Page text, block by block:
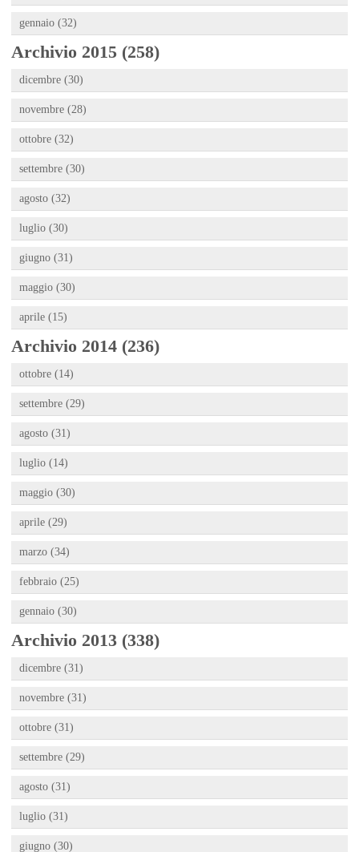
gennaio (32)
Archivio 2015 (258)
dicembre (30)
novembre (28)
ottobre (32)
settembre (30)
agosto (32)
luglio (30)
giugno (31)
maggio (30)
aprile (15)
Archivio 2014 (236)
ottobre (14)
settembre (29)
agosto (31)
luglio (14)
maggio (30)
aprile (29)
marzo (34)
febbraio (25)
gennaio (30)
Archivio 2013 (338)
dicembre (31)
novembre (31)
ottobre (31)
settembre (29)
agosto (31)
luglio (31)
giugno (30)